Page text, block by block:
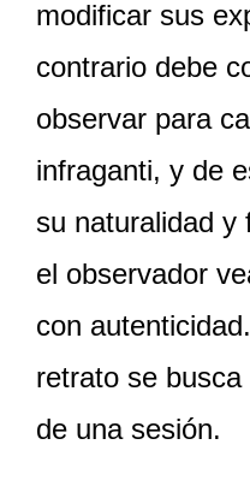
modificar sus
contrario debe
observar para
infraganti, y de
su naturalidad y
el observador
con
retrato se
de una sesión.